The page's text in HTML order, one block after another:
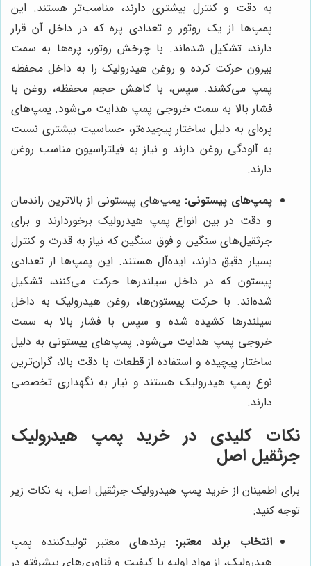
به دقت و کنترل بیشتری دارند، مناسب‌تر هستند. این
پمپ‌ها از یک روتور و تعدادی پره که در داخل آن قرار
دارند، تشکیل شده‌اند. با چرخش روتور، پره‌ها به سمت
بیرون حرکت کرده و روغن هیدرولیک را به داخل محفظه
پمپ می‌کشند. سپس، با کاهش حجم محفظه، روغن با
فشار بالا به سمت خروجی پمپ هدایت می‌شود. پمپ‌های
پره‌ای به دلیل ساختار پیچیده‌تر، حساسیت بیشتری نسبت
به آلودگی روغن دارند و نیاز به فیلتراسیون مناسب روغن
دارند.
پمپ‌های پیستونی: پمپ‌های پیستونی از بالاترین راندمان
و دقت در بین انواع پمپ هیدرولیک برخوردارند و برای
جرثقیل‌های سنگین و فوق سنگین که نیاز به قدرت و کنترل
بسیار دقیق دارند، ایده‌آل هستند. این پمپ‌ها از تعدادی
پیستون که در داخل سیلندرها حرکت می‌کنند، تشکیل
شده‌اند. با حرکت پیستون‌ها، روغن هیدرولیک به داخل
سیلندرها کشیده شده و سپس با فشار بالا به سمت
خروجی پمپ هدایت می‌شود. پمپ‌های پیستونی به دلیل
ساختار پیچیده و استفاده از قطعات با دقت بالا، گران‌ترین
نوع پمپ هیدرولیک هستند و نیاز به نگهداری تخصصی
دارند.
نکات کلیدی در خرید پمپ هیدرولیک
جرثقیل اصل
برای اطمینان از خرید پمپ هیدرولیک جرثقیل اصل، به نکات زیر
توجه کنید:
انتخاب برند معتبر: برندهای معتبر تولیدکننده پمپ
هیدرولیک، از مواد اولیه با کیفیت و فناوری‌های پیشرفته در